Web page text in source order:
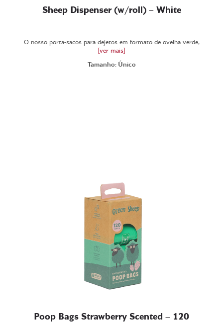
Sheep Dispenser (w/roll) – White
O nosso porta-sacos para dejetos em formato de ovelha verde,
[ver mais]
Tamanho: Único
Poop Bags Strawberry Scented – 120